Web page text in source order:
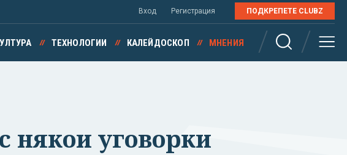
Вход Регистрация ПОДКРЕПЕТЕ CLUBZ
ТЕХНОЛОГИИ КАЛЕЙДОСКОП МНЕНИЯ
някои уговорки